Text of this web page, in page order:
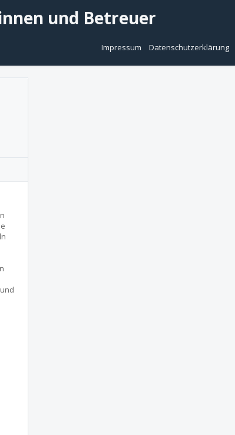
und Betreuer
Impressum Datenschutzerklärung